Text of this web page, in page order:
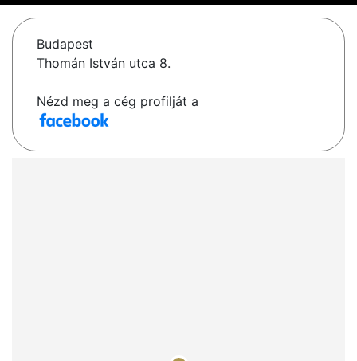
Budapest
Thomán István utca 8.
Nézd meg a cég profilját a